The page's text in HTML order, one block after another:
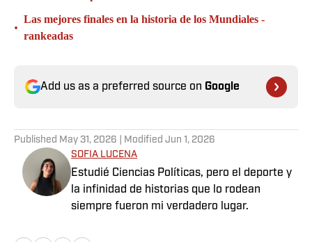
•
Las mejores finales en la historia de los Mundiales -
rankeadas
Add us as a preferred source on Google
Published May 31, 2026 | Modified Jun 1, 2026
SOFIA LUCENA
Estudié Ciencias Políticas, pero el deporte y
la infinidad de historias que lo rodean
siempre fueron mi verdadero lugar.